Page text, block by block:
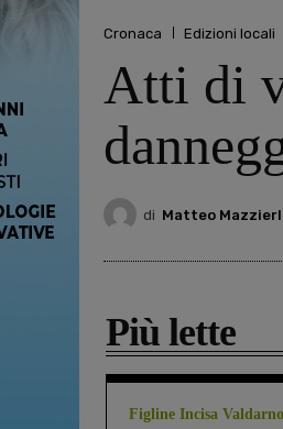
Cronaca Edizioni locali
Atti di
di Matteo
Più lette
Figline Incisa Valdarno